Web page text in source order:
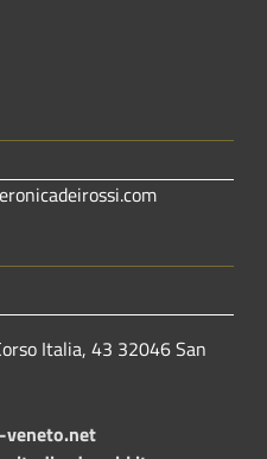
Italia, 43 32046 San
veneto.net